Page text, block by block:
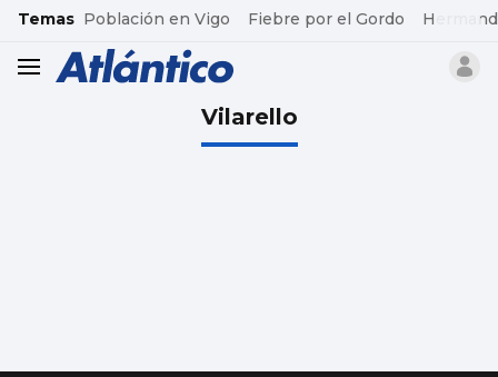
common.go-to-content
Temas Población en Vigo Fiebre por el Gordo
header.menu.open
Vilarello